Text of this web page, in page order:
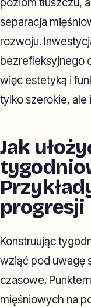
separacja
rozwoju.
bezrefleksyjnego
więc estetyką i
tylko szerokie, ale
Jak
progresji
Konstruując
wziąć pod uwagę
czasowe.
mięśniowych na